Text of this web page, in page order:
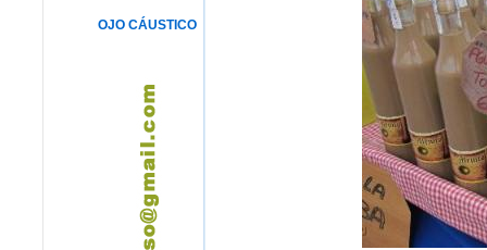
OJO CÁUSTICO